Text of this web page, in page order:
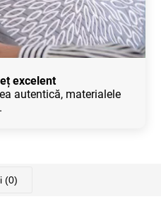
excelent
autentică, materialele
(0)